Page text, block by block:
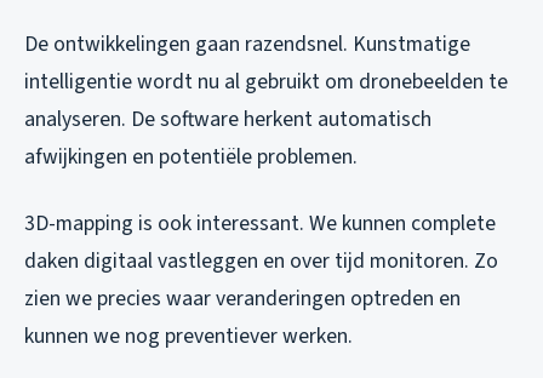
De ontwikkelingen gaan razendsnel. Kunstmatige
intelligentie wordt nu al gebruikt om dronebeelden te
analyseren. De software herkent automatisch
afwijkingen en potentiële problemen.
3D-mapping is ook interessant. We kunnen complete
daken digitaal vastleggen en over tijd monitoren. Zo
zien we precies waar veranderingen optreden en
kunnen we nog preventiever werken.